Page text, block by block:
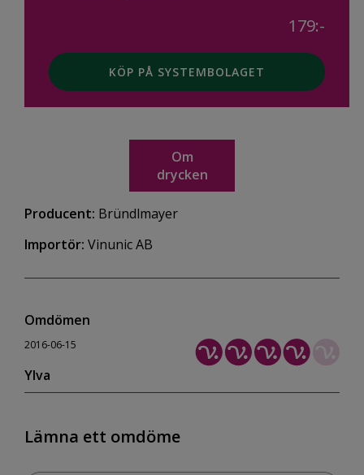
179:-
KÖP PÅ SYSTEMBOLAGET
Om
drycken
Producent: Bründlmayer
Importör: Vinunic AB
Omdömen
2016-06-15
Ylva
Lämna ett omdöme